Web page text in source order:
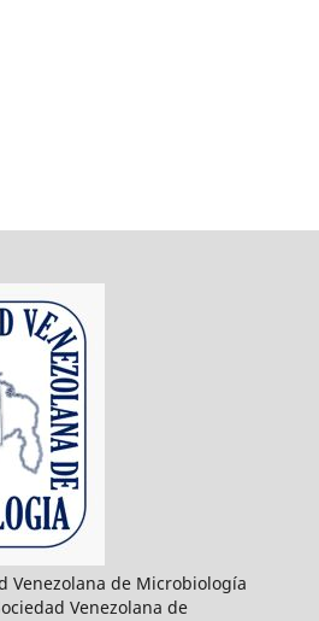
Venezolana de Microbiología
Venezolana de